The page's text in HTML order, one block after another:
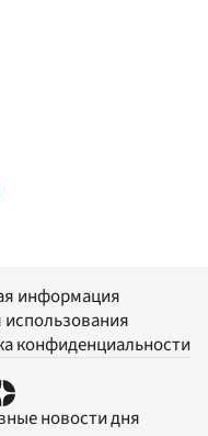
информация
конфиденциальности
новости дня